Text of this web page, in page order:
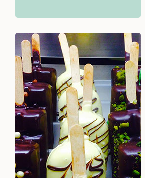
Vacherins, Ice-kimos, bûches,
on a plein d'idées